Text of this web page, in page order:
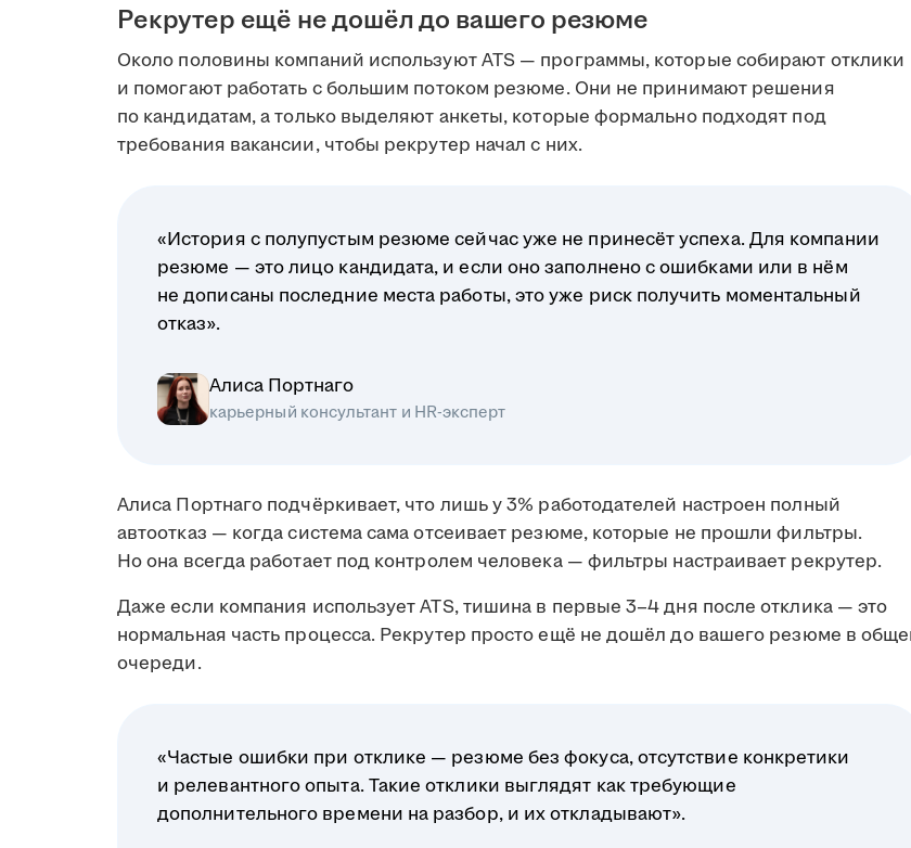
Рекрутер ещё не дошёл до вашего резюме
Около половины компаний используют ATS — программы, которые собирают отклики
и помогают работать с большим потоком резюме. Они не принимают решения
по кандидатам, а только выделяют анкеты, которые формально подходят под
требования вакансии, чтобы рекрутер начал с них.
«История с полупустым резюме сейчас уже не принесёт успеха. Для компании
резюме — это лицо кандидата, и если оно заполнено с ошибками или в нём
не дописаны последние места работы, это уже риск получить моментальный
отказ».
Алиса Портнаго
карьерный консультант и HR-эксперт
Алиса Портнаго подчёркивает, что лишь у 3% работодателей настроен полный
автоотказ — когда система сама отсеивает резюме, которые не прошли фильтры.
Но она всегда работает под контролем человека — фильтры настраивает рекрутер.
Даже если компания использует ATS, тишина в первые 3–4 дня после отклика — это
нормальная часть процесса. Рекрутер просто ещё не дошёл до вашего резюме в
очереди.
«Частые ошибки при отклике — резюме без фокуса, отсутствие конкретики
и релевантного опыта. Такие отклики выглядят как требующие
дополнительного времени на разбор, и их откладывают».